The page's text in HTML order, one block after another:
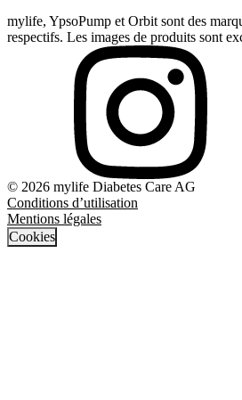
mylife, YpsoPump et Orbit sont des
respectifs. Les images de produits sont
© 2026 mylife Diabetes Care AG
Conditions d’utilisation
Mentions légales
Cookies